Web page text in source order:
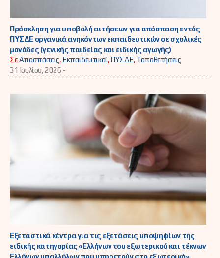
Πρόσκληση για υποβολή αιτήσεων για απόσπαση εντός
ΠΥΣΔΕ οργανικά ανηκόντων εκπαιδευτικών σε σχολικές
μονάδες (γενικής παιδείας και ειδικής αγωγής)
ΣεΑποσπάσεις, Εκπαιδευτικοί, ΠΥΣΔΕ, Τοποθετήσεις
31 Ιουλίου, 2026 -
Εξεταστικά κέντρα για τις εξετάσεις υποψηφίων της
ειδικής κατηγορίας «Ελλήνων του εξωτερικού και τέκνων
Ελλήνων υπαλλήλων που υπηρετούν στο εξωτερικό»